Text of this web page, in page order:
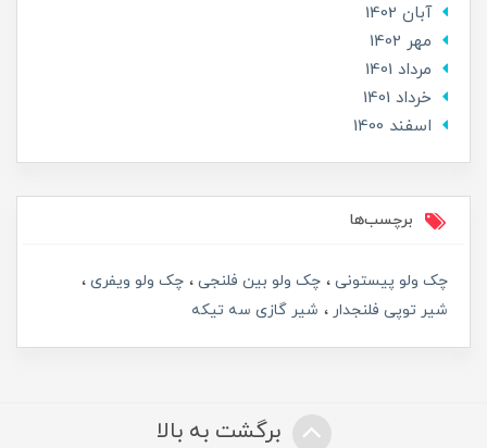
آبان 1402
مهر 1402
مرداد 1401
خرداد 1401
اسفند 1400
برچسب‌ها
چک ولو پیستونی چک ولو بین فلنجی
چک ولو ویفری
شیر توپی فلنجدار
شیر گازی سه تیکه
برگشت به بالا